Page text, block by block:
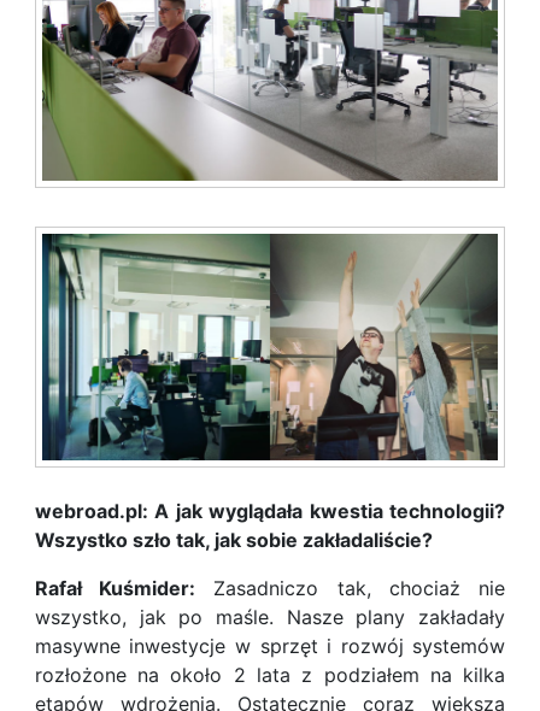
webroad.pl: A jak wyglądała kwestia technologii?
Wszystko szło tak, jak sobie zakładaliście?
Rafał Kuśmider: Zasadniczo tak, chociaż nie
wszystko, jak po maśle. Nasze plany zakładały
masywne inwestycje w sprzęt i rozwój systemów
rozłożone na około 2 lata z podziałem na kilka
etapów wdrożenia. Ostatecznie coraz większa